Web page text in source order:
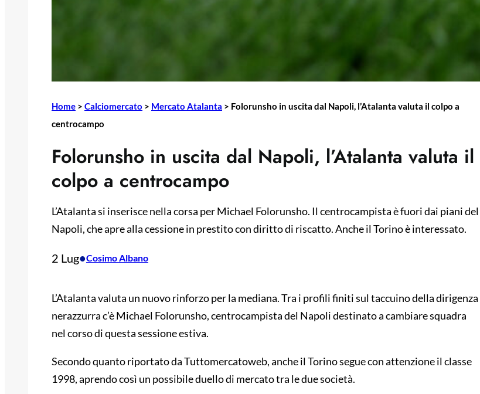
Home > Calciomercato > Mercato Atalanta > Folorunsho in uscita dal Napoli, l’Atalanta valuta il colpo a
centrocampo
Folorunsho in uscita dal Napoli, l’Atalanta valuta il
colpo a centrocampo
L’Atalanta si inserisce nella corsa per Michael Folorunsho. Il centrocampista è fuori dai piani del
Napoli, che apre alla cessione in prestito con diritto di riscatto. Anche il Torino è interessato.
2 Lug•Cosimo Albano
L’Atalanta valuta un nuovo rinforzo per la mediana. Tra i profili finiti sul taccuino della dirigenza
nerazzurra c’è Michael Folorunsho, centrocampista del Napoli destinato a cambiare squadra
nel corso di questa sessione estiva.
Secondo quanto riportato da Tuttomercatoweb, anche il Torino segue con attenzione il classe
1998, aprendo così un possibile duello di mercato tra le due società.